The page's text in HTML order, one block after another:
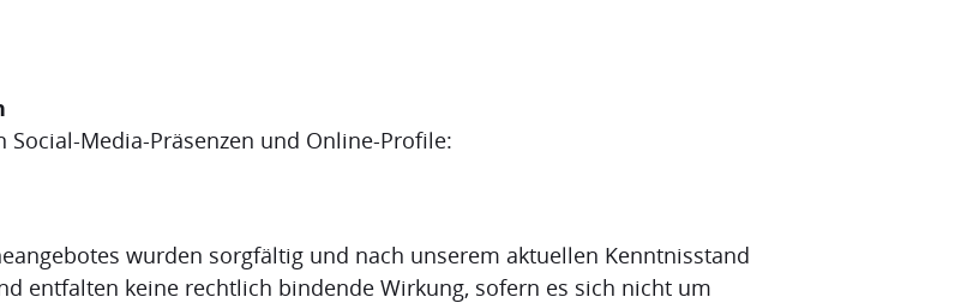
Media-Präsenzen und Online-Profile:
wurden sorgfältig und nach unserem aktuellen Kenntnisstand
entfalten keine rechtlich bindende Wirkung, sofern es sich nicht um